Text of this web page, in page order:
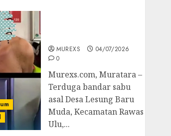
MUREXS
04/07/2026
0
Murexs.com, Muratara –
Terduga bandar sabu
asal Desa Lesung Baru
Muda, Kecamatan Rawas
Ulu,...